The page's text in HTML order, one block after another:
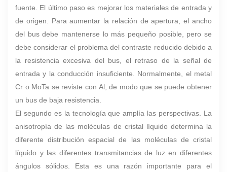
fuente. El último paso es mejorar los materiales de entrada y
de origen. Para aumentar la relación de apertura, el ancho
del bus debe mantenerse lo más pequeño posible, pero se
debe considerar el problema del contraste reducido debido a
la resistencia excesiva del bus, el retraso de la señal de
entrada y la conducción insuficiente. Normalmente, el metal
Cr o MoTa se reviste con Al, de modo que se puede obtener
un bus de baja resistencia.
El segundo es la tecnología que amplía las perspectivas. La
anisotropía de las moléculas de cristal líquido determina la
diferente distribución espacial de las moléculas de cristal
líquido y las diferentes transmitancias de luz en diferentes
ángulos sólidos. Esta es una razón importante para el